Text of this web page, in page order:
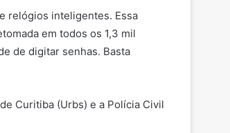
relógios inteligentes. Essa
em todos os 1,3 mil
de digitar senhas. Basta
Curitiba (Urbs) e a Polícia Civil